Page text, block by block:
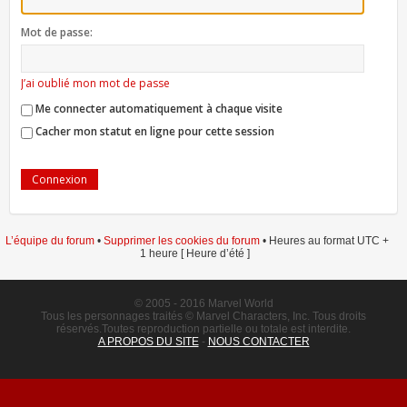
Mot de passe:
J’ai oublié mon mot de passe
Me connecter automatiquement à chaque visite
Cacher mon statut en ligne pour cette session
L’équipe du forum• Supprimer les cookies du forum• Heures au format UTC +
1 heure [ Heure d’été ]
© 2005 - 2016 Marvel World
Tous les personnages traités © Marvel Characters, Inc. Tous droits
réservés.Toutes reproduction partielle ou totale est interdite.
A PROPOS DU SITE- NOUS CONTACTER